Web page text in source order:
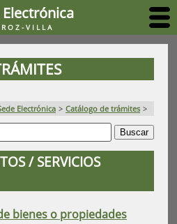
Electrónica
VILLA
Electrónica > Catálogo de trámites >
/ SERVICIOS
bienes o propiedades